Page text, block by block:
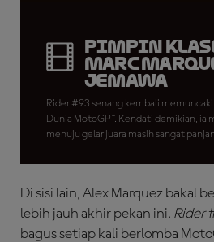
Pimpin
Marc
Jemawa
Rider #93 senang kembali
Dunia MotoGP™. Kendati demikian, ia
menuju gelar juara masih sangat
Di sisi lain, Alex Marquez bakal
lebih jauh akhir pekan ini. Rider
bagus setiap kali berlomba